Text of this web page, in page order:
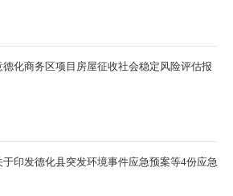
化商务区项目房屋征收社会稳定风险评估报
印发德化县突发环境事件应急预案等4份应急